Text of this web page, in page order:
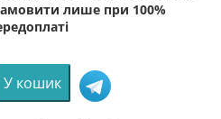
лише при 100%
У кошик